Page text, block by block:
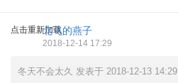
点击重新加载北飞的燕子
2018-12-14 17:29
冬天不会太久 发表于 2018-12-13 14:29